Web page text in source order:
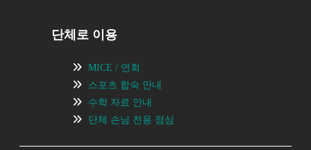
단체로 이용
MICE / 연회
스포츠 합숙 안내
수학 자료 안내
단체 손님 전용 점심